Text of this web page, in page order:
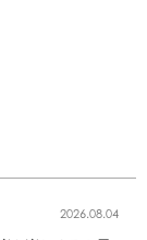
2026.08.04